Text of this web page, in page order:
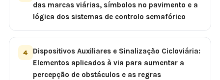
das marcas viárias, símbolos no pavimento e a
lógica dos sistemas de controlo semafórico
4
Dispositivos Auxiliares e Sinalização Cicloviária:
Elementos aplicados à via para aumentar a
percepção de obstáculos e as regras